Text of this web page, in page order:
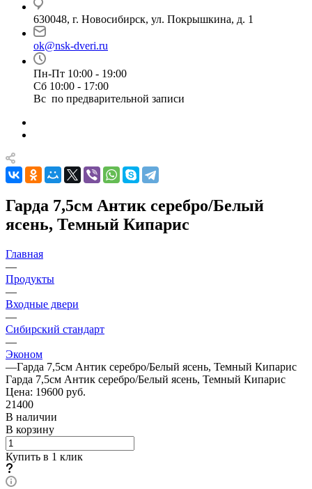
630048, г. Новосибирск, ул. Покрышкина, д. 1
ok@nsk-dveri.ru
Пн-Пт 10:00 - 19:00
Сб 10:00 - 17:00
Вс по предварительной записи
Гарда 7,5см Антик серебро/Белый
ясень, Темный Кипарис
Главная
—
Продукты
—
Входные двери
—
Сибирский стандарт
—
Эконом
—Гарда 7,5см Антик серебро/Белый ясень, Темный Кипарис
Гарда 7,5см Антик серебро/Белый ясень, Темный Кипарис
Цена: 19600 руб.
21400
В наличии
В корзину
Купить в 1 клик